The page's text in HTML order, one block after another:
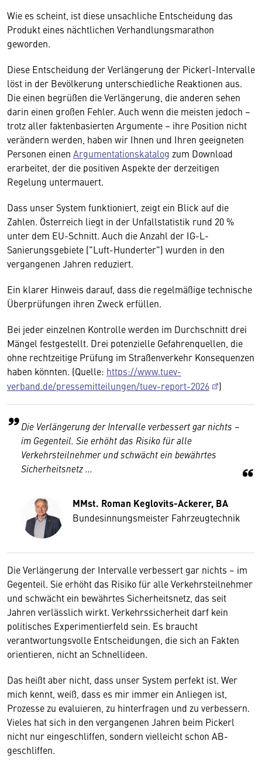
Wie es scheint, ist diese unsachliche Entscheidung das
Produkt eines nächtlichen Verhandlungsmarathon
geworden.
Diese Entscheidung der Verlängerung der Pickerl-Intervalle
löst in der Bevölkerung unterschiedliche Reaktionen aus.
Die einen begrüßen die Verlängerung, die anderen sehen
darin einen großen Fehler. Auch wenn die meisten jedoch –
trotz aller faktenbasierten Argumente – ihre Position nicht
verändern werden, haben wir Ihnen und Ihren geeigneten
Personen einen Argumentationskatalog zum Download
erarbeitet, der die positiven Aspekte der derzeitigen
Regelung untermauert.
Dass unser System funktioniert, zeigt ein Blick auf die
Zahlen. Österreich liegt in der Unfallstatistik rund 20 %
unter dem EU-Schnitt. Auch die Anzahl der IG-L-
Sanierungsgebiete ("Luft-Hunderter") wurden in den
vergangenen Jahren reduziert.
Ein klarer Hinweis darauf, dass die regelmäßige technische
Überprüfungen ihren Zweck erfüllen.
Bei jeder einzelnen Kontrolle werden im Durchschnitt drei
Mängel festgestellt. Drei potenzielle Gefahrenquellen, die
ohne rechtzeitige Prüfung im Straßenverkehr Konsequenzen
haben könnten. (Quelle: https://www.tuev-
verband.de/pressemitteilungen/tuev-report-2026
)
Die Verlängerung der Intervalle verbessert gar nichts –
im Gegenteil. Sie erhöht das Risiko für alle
Verkehrsteilnehmer und schwächt ein bewährtes
Sicherheitsnetz ...
MMst. Roman Keglovits-Ackerer, BA
Bundesinnungsmeister Fahrzeugtechnik
Die Verlängerung der Intervalle verbessert gar nichts – im
Gegenteil. Sie erhöht das Risiko für alle Verkehrsteilnehmer
und schwächt ein bewährtes Sicherheitsnetz, das seit
Jahren verlässlich wirkt. Verkehrssicherheit darf kein
politisches Experimentierfeld sein. Es braucht
verantwortungsvolle Entscheidungen, die sich an Fakten
orientieren, nicht an Schnellideen.
Das heißt aber nicht, dass unser System perfekt ist. Wer
mich kennt, weiß, dass es mir immer ein Anliegen ist,
Prozesse zu evaluieren, zu hinterfragen und zu verbessern.
Vieles hat sich in den vergangenen Jahren beim Pickerl
nicht nur eingeschliffen, sondern vielleicht schon AB-
geschliffen.